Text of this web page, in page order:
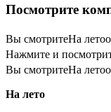
Посмотрите
Вы смотритеНа лето
Нажмите и
Вы смотритеНа лето
На лето